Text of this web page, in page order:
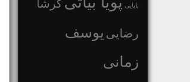
بابایی گرشا
رضایی یوسف
زمانی